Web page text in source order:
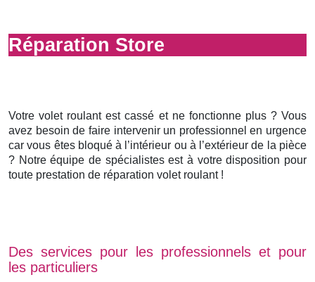
Réparation Store
Votre volet roulant est cassé et ne fonctionne plus ? Vous
avez besoin de faire intervenir un professionnel en urgence
car vous êtes bloqué à l’intérieur ou à l’extérieur de la pièce
? Notre équipe de spécialistes est à votre disposition pour
toute prestation de réparation volet roulant !
Des services pour les professionnels et pour
les particuliers